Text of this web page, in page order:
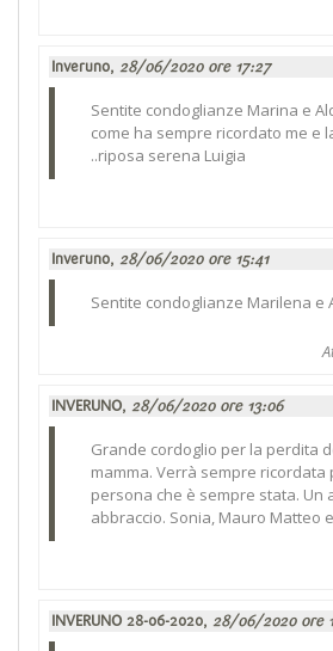
Inveruno, 28/06/2020 ore 17:27
Sentite condoglianze Marina e
come ha sempre ricordato me e
..riposa serena Luigia
Inveruno, 28/06/2020 ore 15:41
Sentite condoglianze Marilena e
INVERUNO, 28/06/2020 ore 13:06
Grande cordoglio per la perdita
mamma. Verrà sempre ricordata
persona che è sempre stata. Un
abbraccio. Sonia, Mauro Matteo
INVERUNO 28-06-2020, 28/06/2020 ore